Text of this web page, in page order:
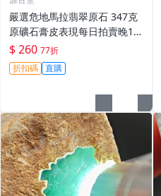
嚴選危地馬拉翡翠原石 347克
原礦石膏皮表現每日拍賣晚11
點截拍 現實拍賣成交 危地馬拉
翡翠原石 石膏皮
$ 260 77折
折扣碼 直購